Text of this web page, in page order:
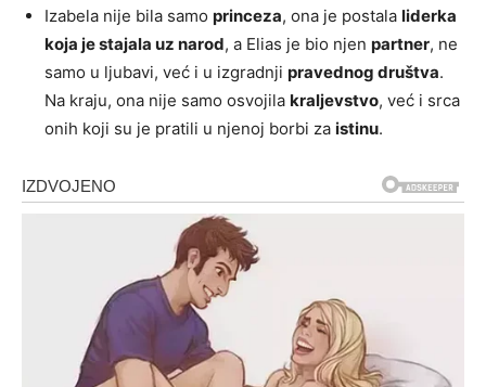
Izabela nije bila samo princeza, ona je postala liderka
koja je stajala uz narod, a Elias je bio njen partner, ne
samo u ljubavi, već i u izgradnji pravednog društva.
Na kraju, ona nije samo osvojila kraljevstvo, već i srca
onih koji su je pratili u njenoj borbi za istinu.